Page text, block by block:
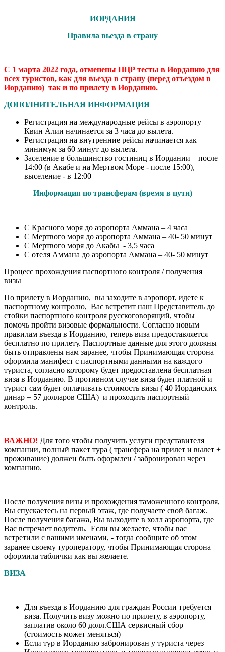
ИОРДАНИЯ
Правила вьезда в страну
С 1 марта 2022 года, отменены ПЦР тесты в Иорданию для
всех туристов, как для вьезда в страну (перед отъездом в
Иорданию) так и по прилету в Иорданию.
ДОПОЛНИТЕЛЬНАЯ ИНФОРМАЦИЯ
Регистрация на международные рейсы в аэропорту
Квин Алии начинается за 3 часа до вылета.
Регистрация на внутренние рейсы начинается как
минимум за 60 минут до вылета.
Заселение в большинство гостиниц в Иордании – после
14:00 (в Акабе и на Мертвом Море - после 15:00),
выселение - в 12:00
Информация по трансферам (время в пути)
С Красного моря до аэропорта Аммана – 4 часа
С Мертвого моря до аэропорта Аммана – 40- 50 минут
С Мертвого моря до Акабы - 3,5 часа
С отеля Аммана до аэропорта Аммана – 40- 50 минут
Процесс прохождения паспортного контроля / получения
визы
По прилету в Иорданию, вы заходите в аэропорт, идете к
паспортному контролю, Вас встретит наш Представитель до
стойки паспортного контроля русскоговорящий, чтобы
помочь пройти визовые формальности. Согласно новым
правилам въезда в Иорданию, теперь виза предоставляется
бесплатно по прилету. Паспортные данные для этого должны
быть отправлены нам заранее, чтобы Принимающая сторона
оформила манифест с паспортными данными на каждого
туриста, согласно которому будет предоставлена бесплатная
виза в Иорданию. В противном случае виза будет платной и
турист сам будет оплачивать стоимость визы ( 40 Иорданских
динар = 57 долларов США) и проходить паспортный
контроль.
ВАЖНО! Для того чтобы получить услуги представителя
компании, полный пакет тура ( трансфера на прилет и вылет +
проживание) должен быть оформлен / забронирован через
компанию.
После получения визы и прохождения таможенного контроля,
Вы спускаетесь на первый этаж, где получаете свой багаж.
После получения багажа, Вы выходите в холл аэропорта, где
Вас встречает водитель. Если вы желаете, чтобы вас
встретили с вашими именами, - тогда сообщите об этом
заранее своему туроператору, чтобы Принимающая сторона
оформила таблички как вы желаете.
ВИЗА
Для въезда в Иорданию для граждан России требуется
виза. Получить визу можно по прилету, в аэропорту,
заплатив около 60 долл.США сервисный сбор
(стоимость может меняться)
Если тур в Иорданию забронирован у туриста через